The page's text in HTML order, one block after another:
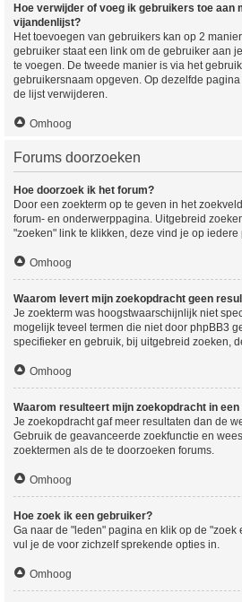
Hoe verwijder of voeg ik gebruikers toe aan
vijandenlijst?
Het toevoegen van gebruikers kan op 2
gebruiker staat een link om de gebruiker aan
te voegen. De tweede manier is via het
gebruikersnaam opgeven. Op dezelfde
de lijst verwijderen.
Omhoog
Forums doorzoeken
Hoe doorzoek ik het forum?
Door een zoekterm op te geven in het
forum- en onderwerppagina. Uitgebreid
"zoeken" link te klikken, deze vind je op iedere
Omhoog
Waarom levert mijn zoekopdracht geen
Je zoekterm was hoogstwaarschijnlijk niet
mogelijk teveel termen die niet door phpBB3
specifieker en gebruik, bij uitgebreid zoeken,
Omhoog
Waarom resulteert mijn zoekopdracht in een
Je zoekopdracht gaf meer resultaten dan de
Gebruik de geavanceerde zoekfunctie en
zoektermen als de te doorzoeken forums.
Omhoog
Hoe zoek ik een gebruiker?
Ga naar de "leden" pagina en klik op de "zoek
vul je de voor zichzelf sprekende opties in.
Omhoog